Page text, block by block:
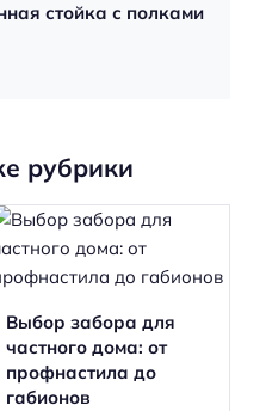
стойка с полками
рубрики
Выбор забора для
частного дома: от
профнастила до
габионов